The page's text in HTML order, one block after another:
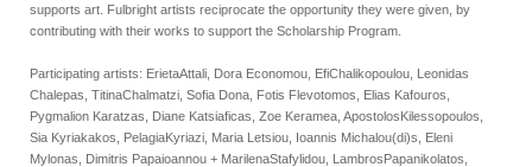
supports art. Fulbright artists reciprocate the opportunity they were given, by
contributing with their works to support the Scholarship Program.
Participating artists: ErietaAttali, Dora Economou, EfiChalikopoulou, Leonidas
Chalepas, TitinaChalmatzi, Sofia Dona, Fotis Flevotomos, Elias Kafouros,
Pygmalion Karatzas, Diane Katsiaficas, Zoe Keramea, ApostolosKilessopoulos,
Sia Kyriakakos, PelagiaKyriazi, Maria Letsiou, Ioannis Michalou(di)s, Eleni
Mylonas, Dimitris Papaioannou + MarilenaStafylidou, LambrosPapanikolatos,